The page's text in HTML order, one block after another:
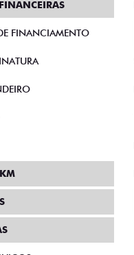
FINANCIAMENTO